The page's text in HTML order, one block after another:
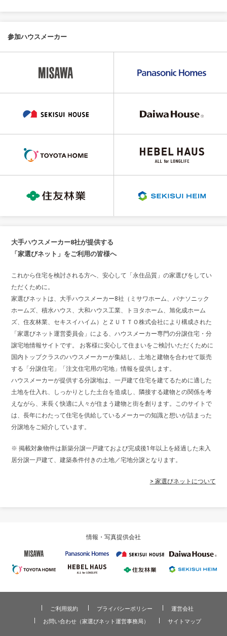
参加ハウスメーカー
大手ハウスメーカー8社が提供する
「家選びネット」をご利用の皆様へ
これから住宅を検討される方へ、安心して「永住品質」の家選びをしてい
ただくために。
家選びネットは、大手ハウスメーカー8社（ミサワホーム、パナソニック
ホームズ、積水ハウス、大和ハウス工業、トヨタホーム、旭化成ホーム
ズ、住友林業、セキスイハイム）とＺＵＴＴＯ株式会社により構成された
「家選びネット運営委員会」による、ハウスメーカー専門の分譲住宅・分
譲宅地情報サイトです。 お客様に安心して住まいをご検討いただくために
国内トップクラスのハウスメーカーが集結し、土地と建物を合わせて販売
する「分譲住宅」「注文住宅用の宅地」情報を提供します。
ハウスメーカーが提供する分譲地は、一戸建て住宅を建てるために適した
土地を仕入れ、しっかりとした土台を造成し、隣接する建物との関係を考
えながら、末長く快適に人々が住まう建物と街を創ります。このサイトで
は、長年にわたって住宅を供給しているメーカーの知識と想いが詰まった
分譲地をご紹介しています。
※ 掲載対象物件は新築分譲一戸建ておよび完成後1年以上を経過した未入
居分譲一戸建て、建築条件付きの土地／宅地分譲となります。
> 家選びネットについて
情報・写真提供会社
ご利用規約 プライバシーポリシー
運営会社
お問い合わせ（家選びネット運営事務局）
サイトマップ